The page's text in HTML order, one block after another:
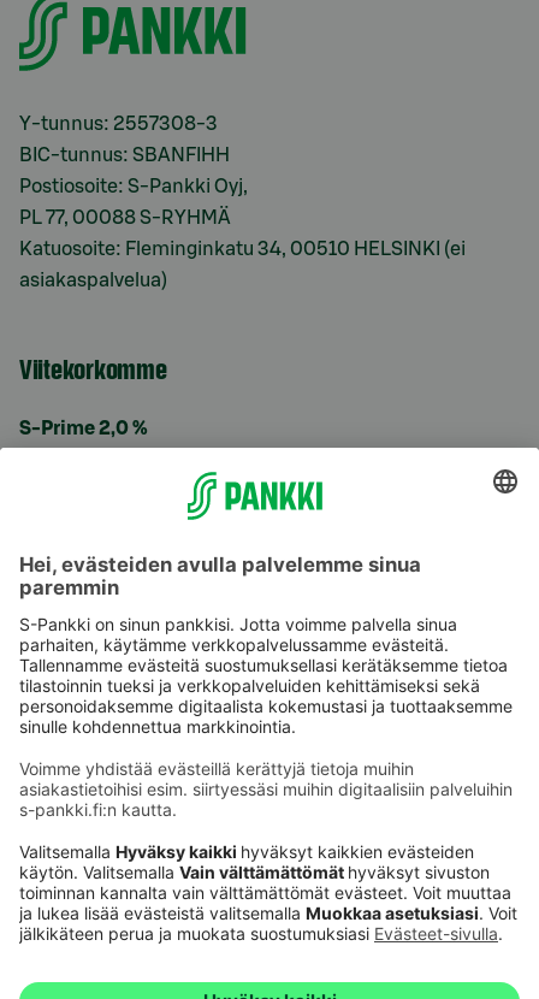
Y-tunnus: 2557308-3
BIC-tunnus: SBANFIHH
Postiosoite: S-Pankki Oyj,
PL 77, 00088 S-RYHMÄ
Katuosoite: Fleminginkatu 34, 00510 HELSINKI (ei
asiakaspalvelua)
Viitekorkomme
S-Prime 2,0 %
Käyttöehdot
Saavutettavuusseloste
Evästeet
Verkkopalvelujen käytön edellytykset